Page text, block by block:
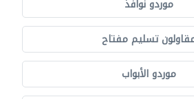
موردو نوافذ
تسليم مفتاح
موردو الأبواب